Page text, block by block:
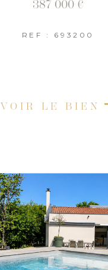
387 000 €
REF : 693200
VOIR LE BIEN